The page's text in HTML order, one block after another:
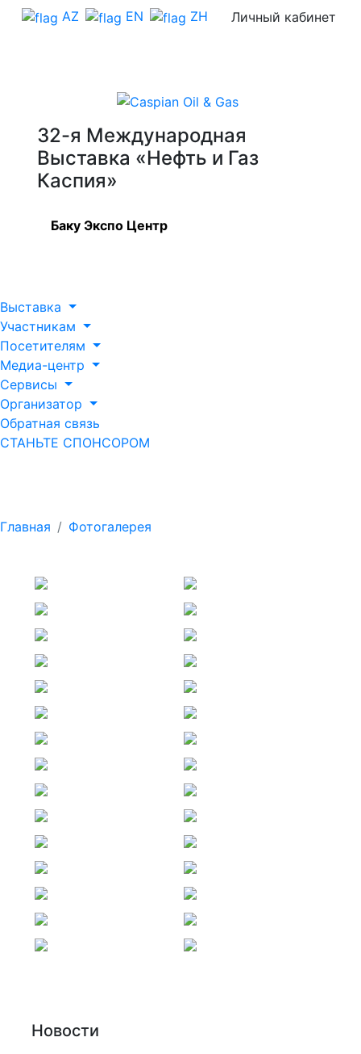
AZ EN ZH Личный кабинет
32-я Международная
Выставка «Нефть и Газ
Каспия»
Баку Экспо Центр
Выставка
Участникам
Посетителям
Медиа-центр
Сервисы
Организатор
Обратная связь
СТАНЬТЕ СПОНСОРОМ
Главная Фотогалерея
Новости